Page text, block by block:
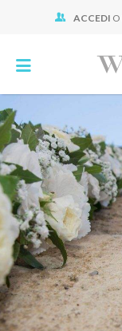
ACCEDI O